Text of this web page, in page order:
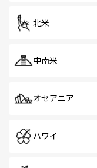
北米
中南米
オセアニア
ハワイ